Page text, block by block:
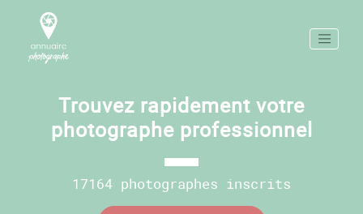
Trouvez rapidement votre
photographe professionnel
17164 photographes inscrits